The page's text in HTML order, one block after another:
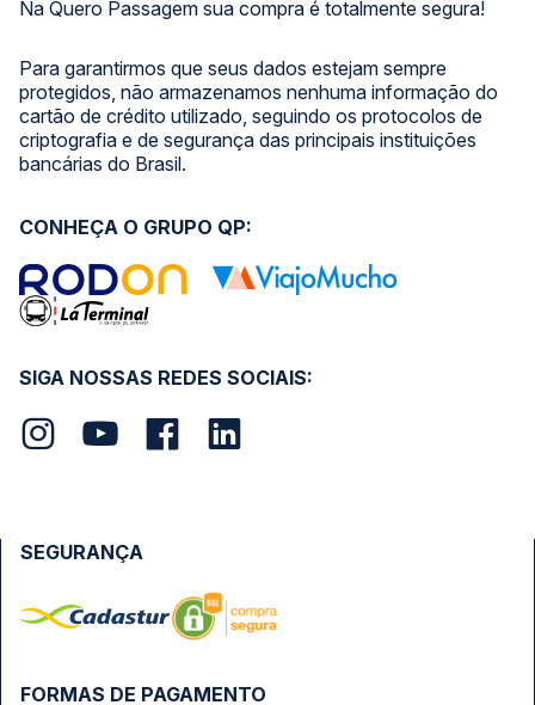
Na Quero Passagem sua compra é totalmente segura!
Para garantirmos que seus dados estejam sempre
protegidos, não armazenamos nenhuma informação do
cartão de crédito utilizado, seguindo os protocolos de
criptografia e de segurança das principais instituições
bancárias do Brasil.
SIGA NOSSAS REDES SOCIAIS:
CONHEÇA O GRUPO QP:
FORMAS DE PAGAMENTO
SEGURANÇA